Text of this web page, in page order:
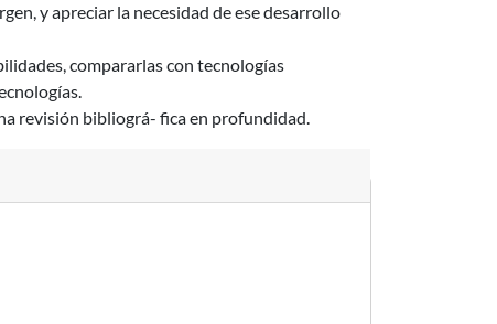
y apreciar la necesidad de ese desarrollo
compararlas con tecnologías
revisión bibliográ- fica en profundidad.